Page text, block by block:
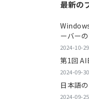
最新の
ーバー
2024-10-29
第1回
2024-09-30
日本語
2024-09-25